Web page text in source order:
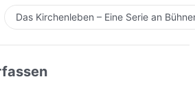
Das Kirchenleben – Eine Serie an